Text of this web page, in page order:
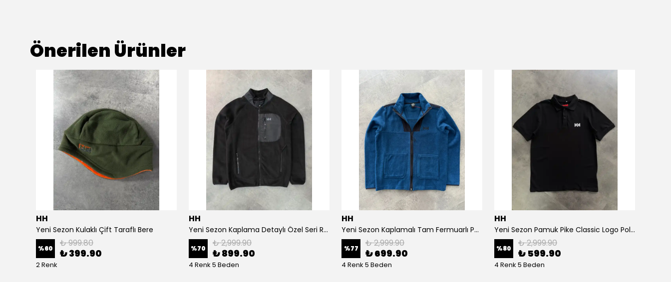
Önerilen Ürünler
HH
Yeni Sezon Kulaklı Çift Taraflı Bere
%60 ₺ 999.80
₺ 399.90
2 Renk
HH
Yeni Sezon Kaplama Detaylı Özel Seri Regular Tam Fermuarlı Polar
%70 ₺ 2,999.90
₺ 899.90
4 Renk 5 Beden
HH
Yeni Sezon Kaplamalı Tam Fermuarlı Polar
%77 ₺ 2,999.90
₺ 699.90
4 Renk 5 Beden
HH
Yeni Sezon Pamuk Pike Classic Logo Polo Yaka T-shirt
%80 ₺ 2,999.90
₺ 599.90
4 Renk 5 Beden